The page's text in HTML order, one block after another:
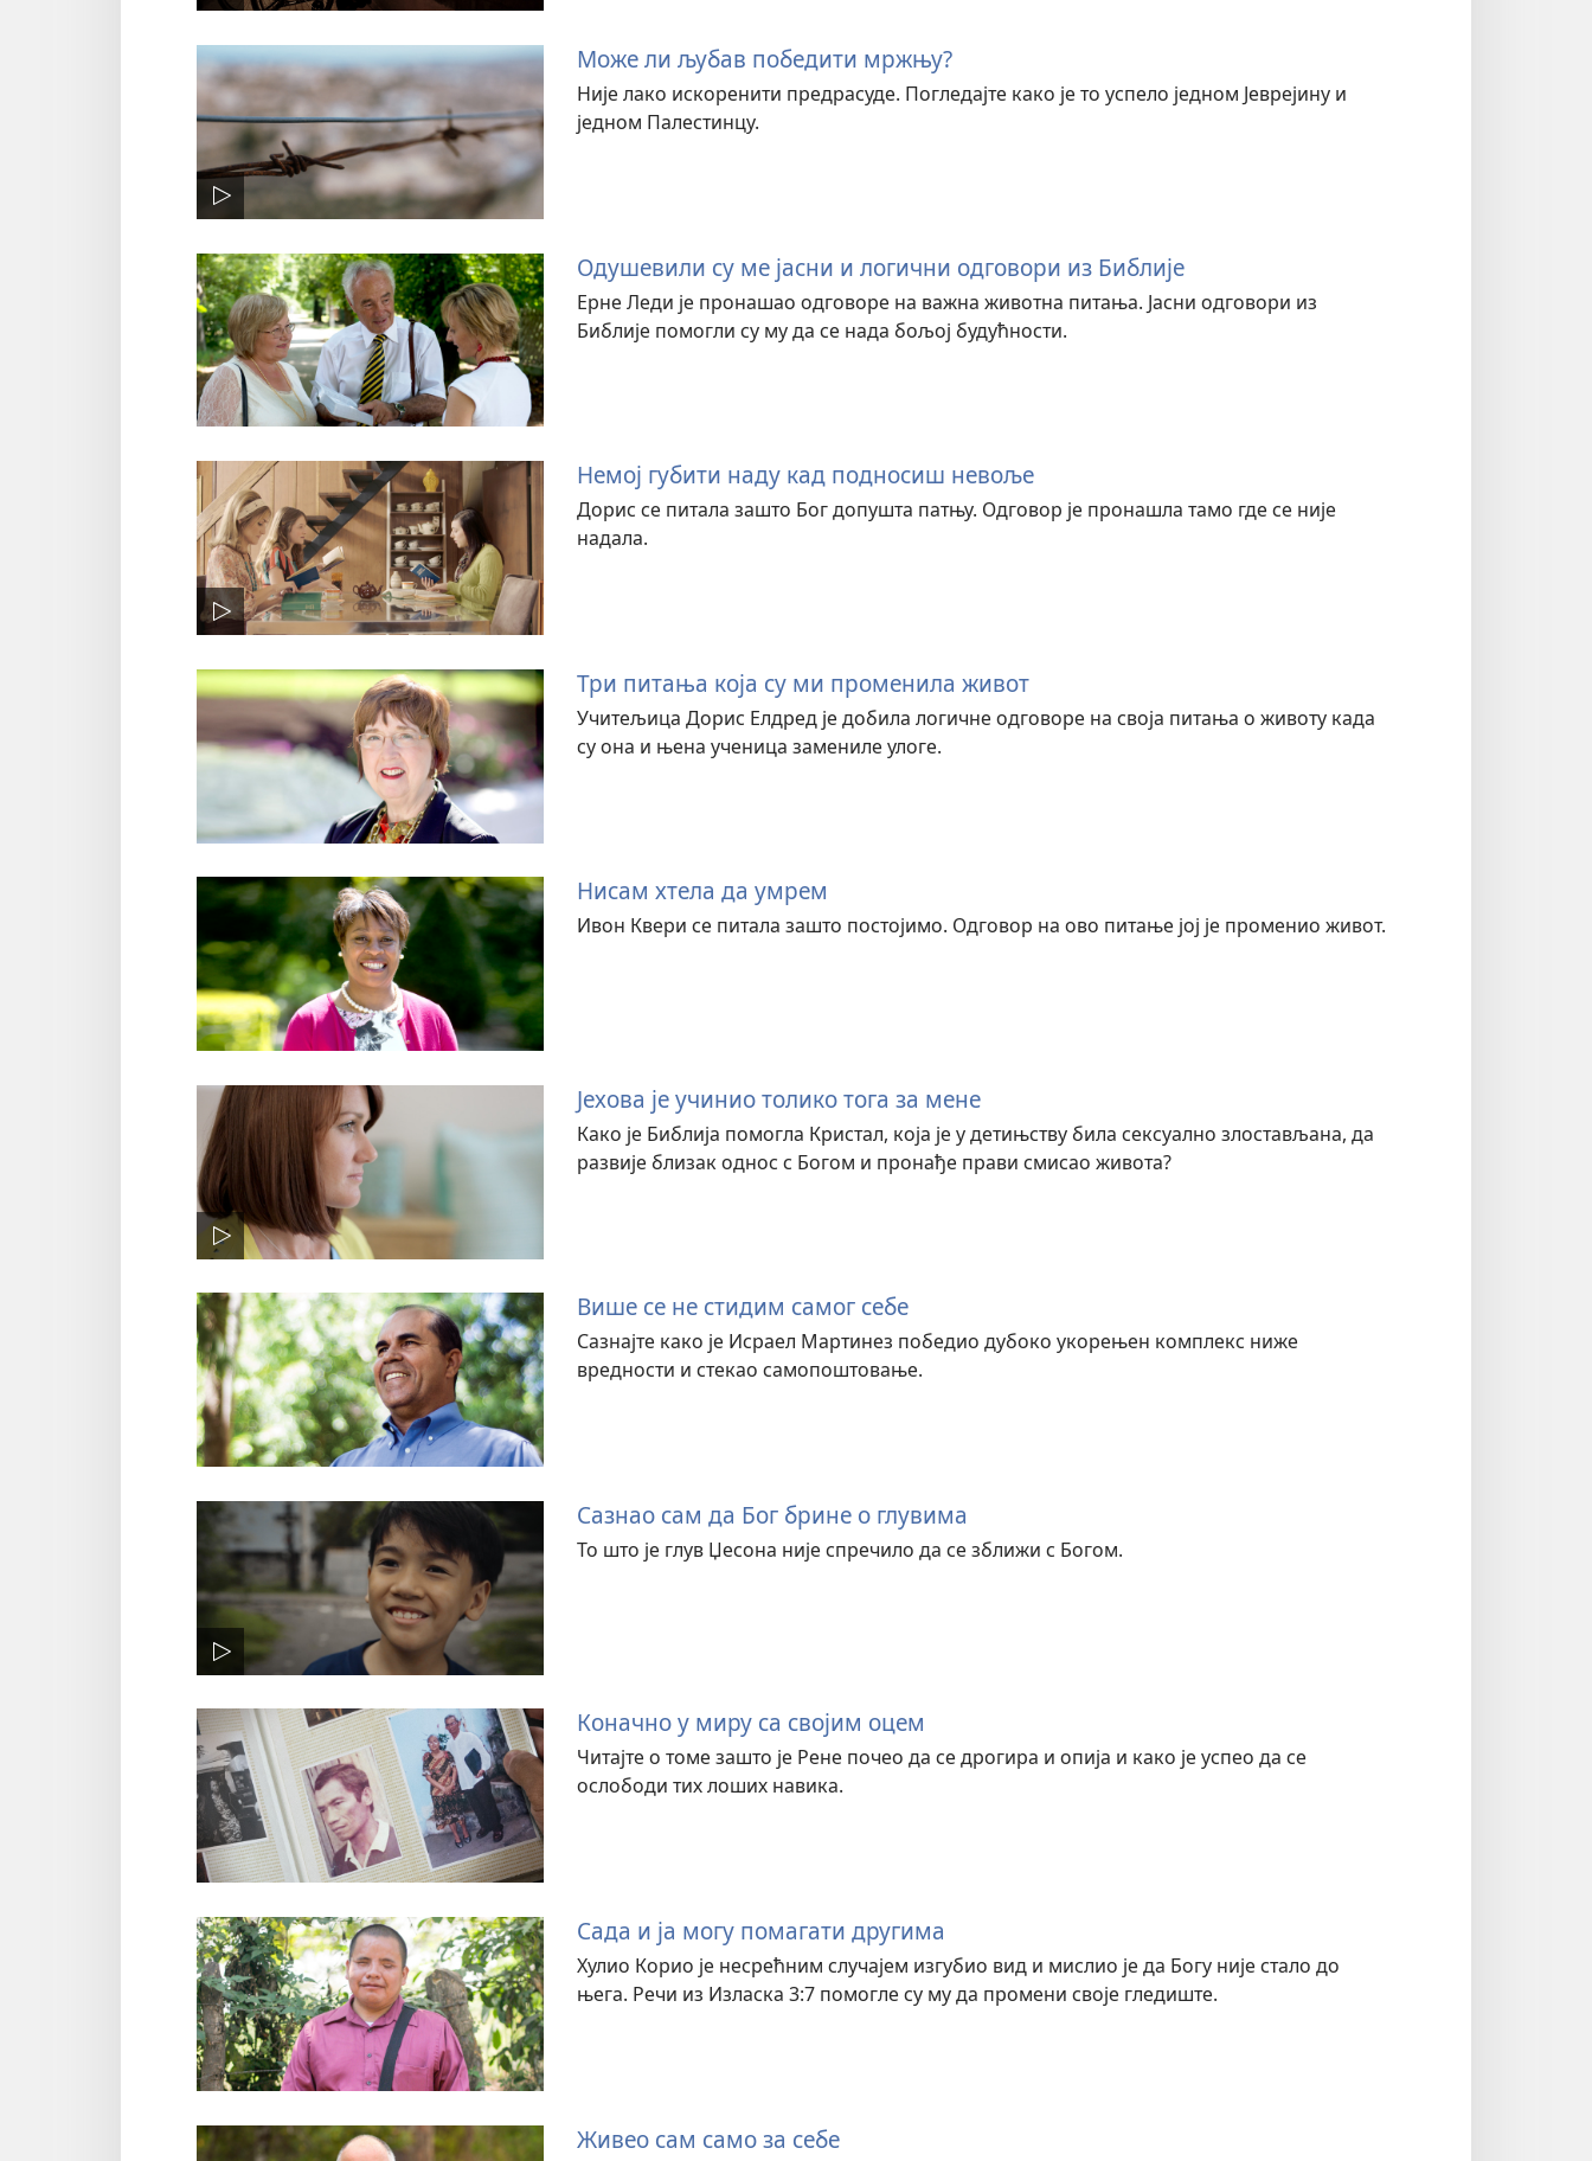
Може ли љубав победити мржњу?
Није лако искоренити предрасуде. Погледајте како је то успело једном Јеврејину и
једном Палестинцу.
Одушевили су ме јасни и логични одговори из Библије
Ерне Леди је пронашао одговоре на важна животна питања. Јасни одговори из
Библије помогли су му да се нада бољој будућности.
Немој губити наду кад подносиш невоље
Дорис се питала зашто Бог допушта патњу. Одговор је пронашла тамо где се није
надала.
Три питања која су ми променила живот
Учитељица Дорис Елдред је добила логичне одговоре на своја питања о животу када
су она и њена ученица замениле улоге.
Нисам хтела да умрем
Ивон Квери се питала зашто постојимо. Одговор на ово питање јој је променио живот.
Јехова је учинио толико тога за мене
Како је Библија помогла Кристал, која је у детињству била сексуално злостављана, да
развије близак однос с Богом и пронађе прави смисао живота?
Више се не стидим самог себе
Сазнајте како је Исраел Мартинез победио дубоко укорењен комплекс ниже
вредности и стекао самопоштовање.
Сазнао сам да Бог брине о глувима
То што је глув Џесона није спречило да се зближи с Богом.
Коначно у миру са својим оцем
Читајте о томе зашто је Рене почео да се дрогира и опија и како је успео да се
ослободи тих лоших навика.
Сада и ја могу помагати другима
Хулио Корио је несрећним случајем изгубио вид и мислио је да Богу није стало до
њега. Речи из Изласка 3:7 помогле су му да промени своје гледиште.
Живео сам само за себе